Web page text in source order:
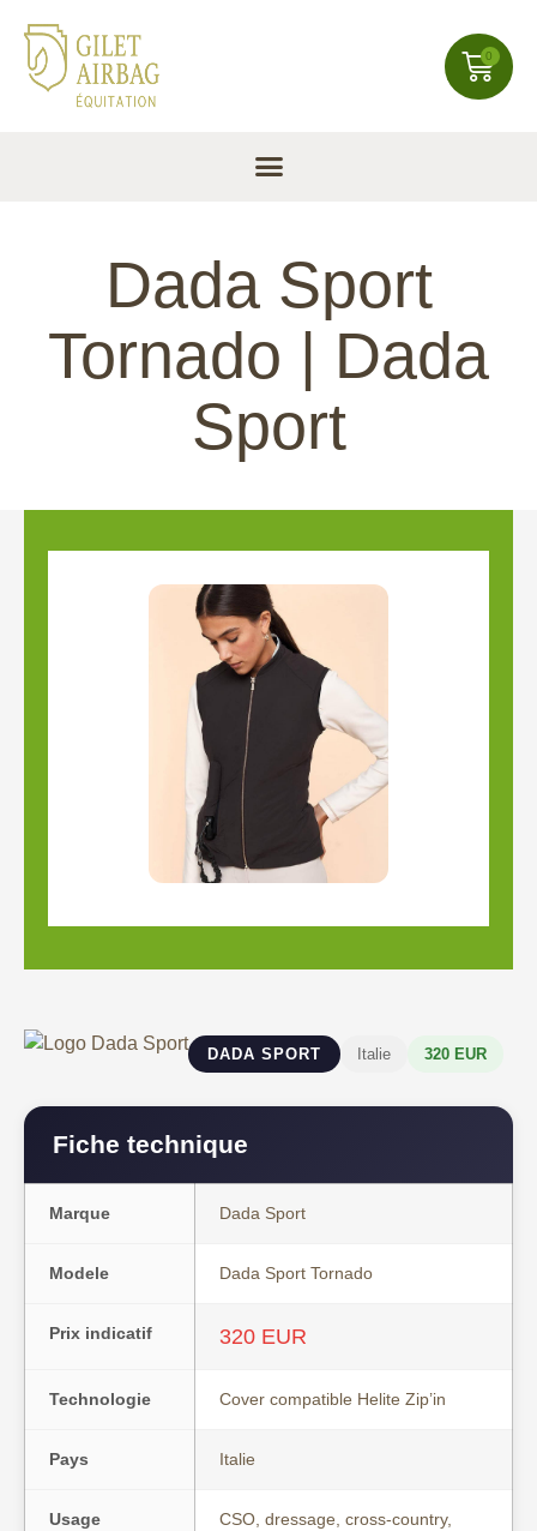
0
Dada Sport
Tornado | Dada
Sport
DADA SPORT Italie 320 EUR
Fiche technique
Marque Dada Sport
Modele Dada Sport Tornado
Prix indicatif 320 EUR
Technologie Cover compatible Helite Zip’in
Pays Italie
Usage
CSO, dressage, cross-country,